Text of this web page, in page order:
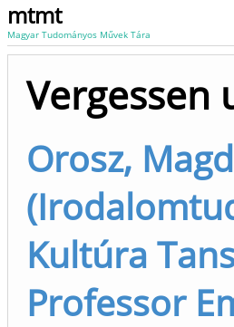
mtmt
Magyar Tudományos Művek Tára
Vergessen
Orosz,
Kultúra
Professor